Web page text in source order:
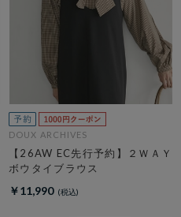
DOUX ARCHIVES
【26AW EC先行予約】２ＷＡＹ
ボウタイブラウス
￥11,990